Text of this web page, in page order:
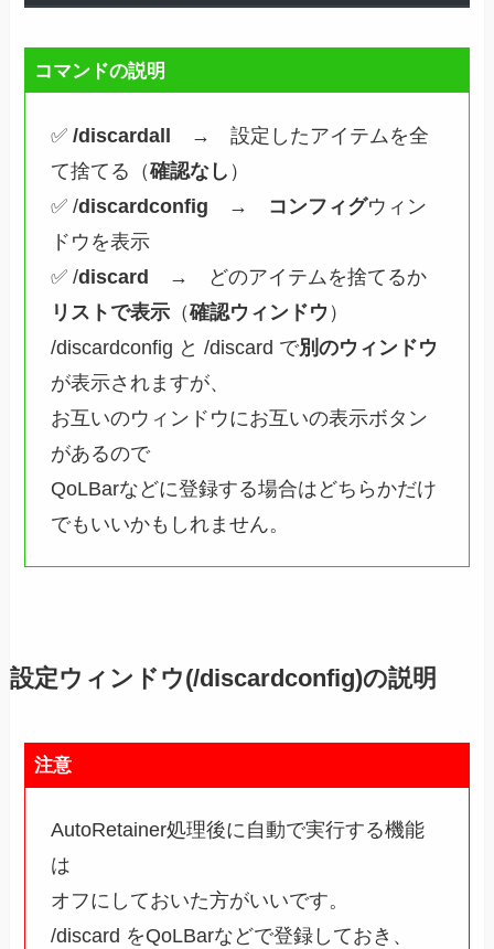
コマンドの説明
✅ /discardall → 設定したアイテムを全
て捨てる（確認なし ）
✅ /discardconfig → コンフィグウィン
ドウを表示
✅ /discard → どのアイテムを捨てるか
リストで表示（確認ウィンドウ ）
/discardconfig と /discard で別のウィンドウ
が表示されますが、
お互いのウィンドウにお互いの表示ボタン
があるので
QoLBarなどに登録する場合はどちらかだけ
でもいいかもしれません。
設定ウィンドウ(/discardconfig)の説明
注意
AutoRetainer処理後に自動で実行する機能
は
オフにしておいた方がいいです。
/discard をQoLBarなどで登録しておき、